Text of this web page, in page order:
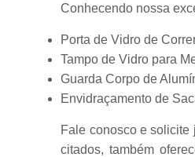
Conhecendo nossa
Porta de Vidro de
Tampo de Vidro para
Guarda Corpo de
Envidraçamento de
Fale conosco e solicite
citados, também